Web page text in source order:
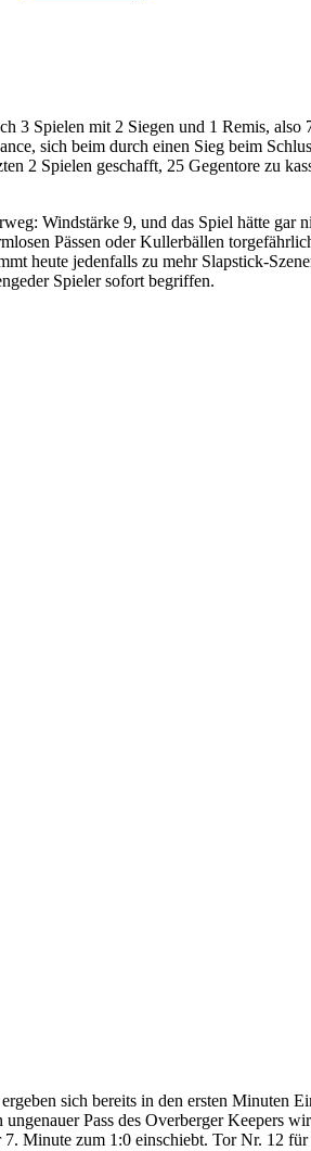
3 Spielen mit 2 Siegen und 1 Remis,
sich beim durch einen Sieg beim
2 Spielen geschafft, 25 Gegentore zu
Windstärke 9, und das Spiel hätte gar
Pässen oder Kullerbällen
heute jedenfalls zu mehr Slapstick-
Spieler sofort begriffen.
sich bereits in den ersten Minuten
ungenauer Pass des Overberger Keepers
7. Minute zum 1:0 einschiebt. Tor Nr. 12